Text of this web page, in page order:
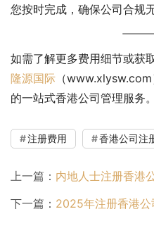
您按时完成，确保公司合规无
如需了解更多费用细节或获
隆源国际 （
的一站式香港公司管理服务。
注册费用 香港公司注
上一篇： 内地人士注册香港
下一篇： 2025年注册香港公